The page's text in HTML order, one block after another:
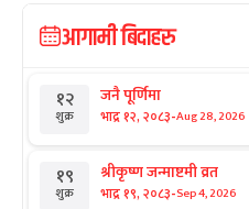
आगामी बिदाहरु
१२
शुक्र
जनै पूर्णिमा
भाद्र १२, २०८३-Aug 28, 2026
१९
शुक्र
श्रीकृष्ण जन्माष्टमी व्रत
भाद्र १९, २०८३-Sep 4, 2026